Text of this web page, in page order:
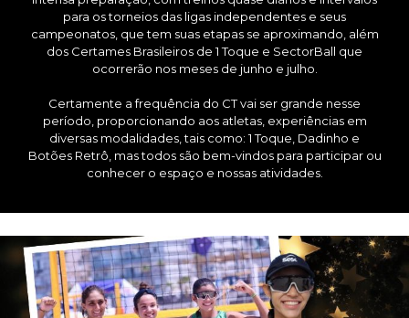
para os torneios das ligas independentes e seus
campeonatos, que tem suas etapas se aproximando, além
dos Certames Brasileiros de 1 Toque e SectorBall que
ocorrerão nos meses de junho e julho.
Certamente a frequência do CT vai ser grande nesse
período, proporcionando aos atletas, experiências em
diversas modalidades, tais como: 1 Toque, Dadinho e
Botões Retrô, mas todos são bem-vindos para participar ou
conhecer o espaço e nossas atividades.